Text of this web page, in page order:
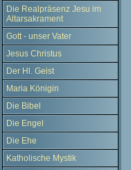
Die Realpräsenz Jesu im
Altarsakrament
Gott - unser Vater
Jesus Christus
Der Hl. Geist
Maria Königin
Die Bibel
Die Engel
Die Ehe
Katholische Mystik